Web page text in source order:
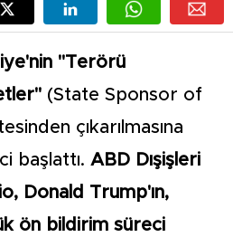
"Terörü
(State Sponsor of
çıkarılmasına
başlattı. ABD Dışişleri
Donald Trump'ın,
ön bildirim süreci